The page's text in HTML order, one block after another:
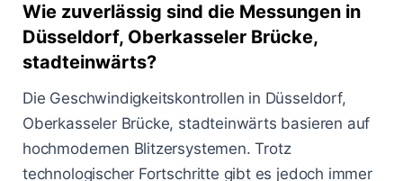
Wie zuverlässig sind die Messungen in
Düsseldorf, Oberkasseler Brücke,
stadteinwärts?
Die Geschwindigkeitskontrollen in Düsseldorf,
Oberkasseler Brücke, stadteinwärts basieren auf
hochmodernen Blitzersystemen. Trotz
technologischer Fortschritte gibt es jedoch immer